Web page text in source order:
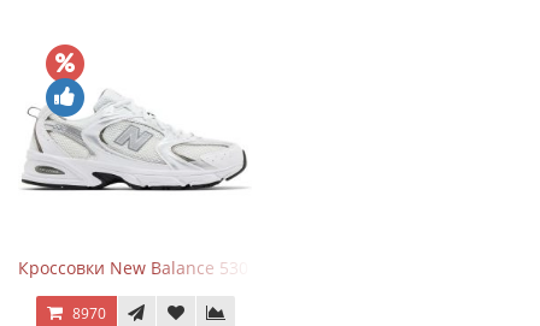
Кроссовки New Balance 530 White Silver Metallic
8970